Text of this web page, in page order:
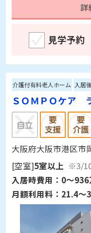
詳
見学予約
介護付有料老人ホーム 入居
ＳＯＭＰＯケア
大阪府大阪市港区市
[空室]5室以上 ※3/
入居時費用： 0～936
月額利用料： 21.4～